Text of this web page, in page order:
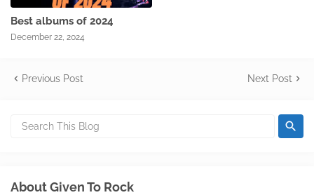
Best albums of 2024
December 22, 2024
Previous Post Next Post
About Given To Rock